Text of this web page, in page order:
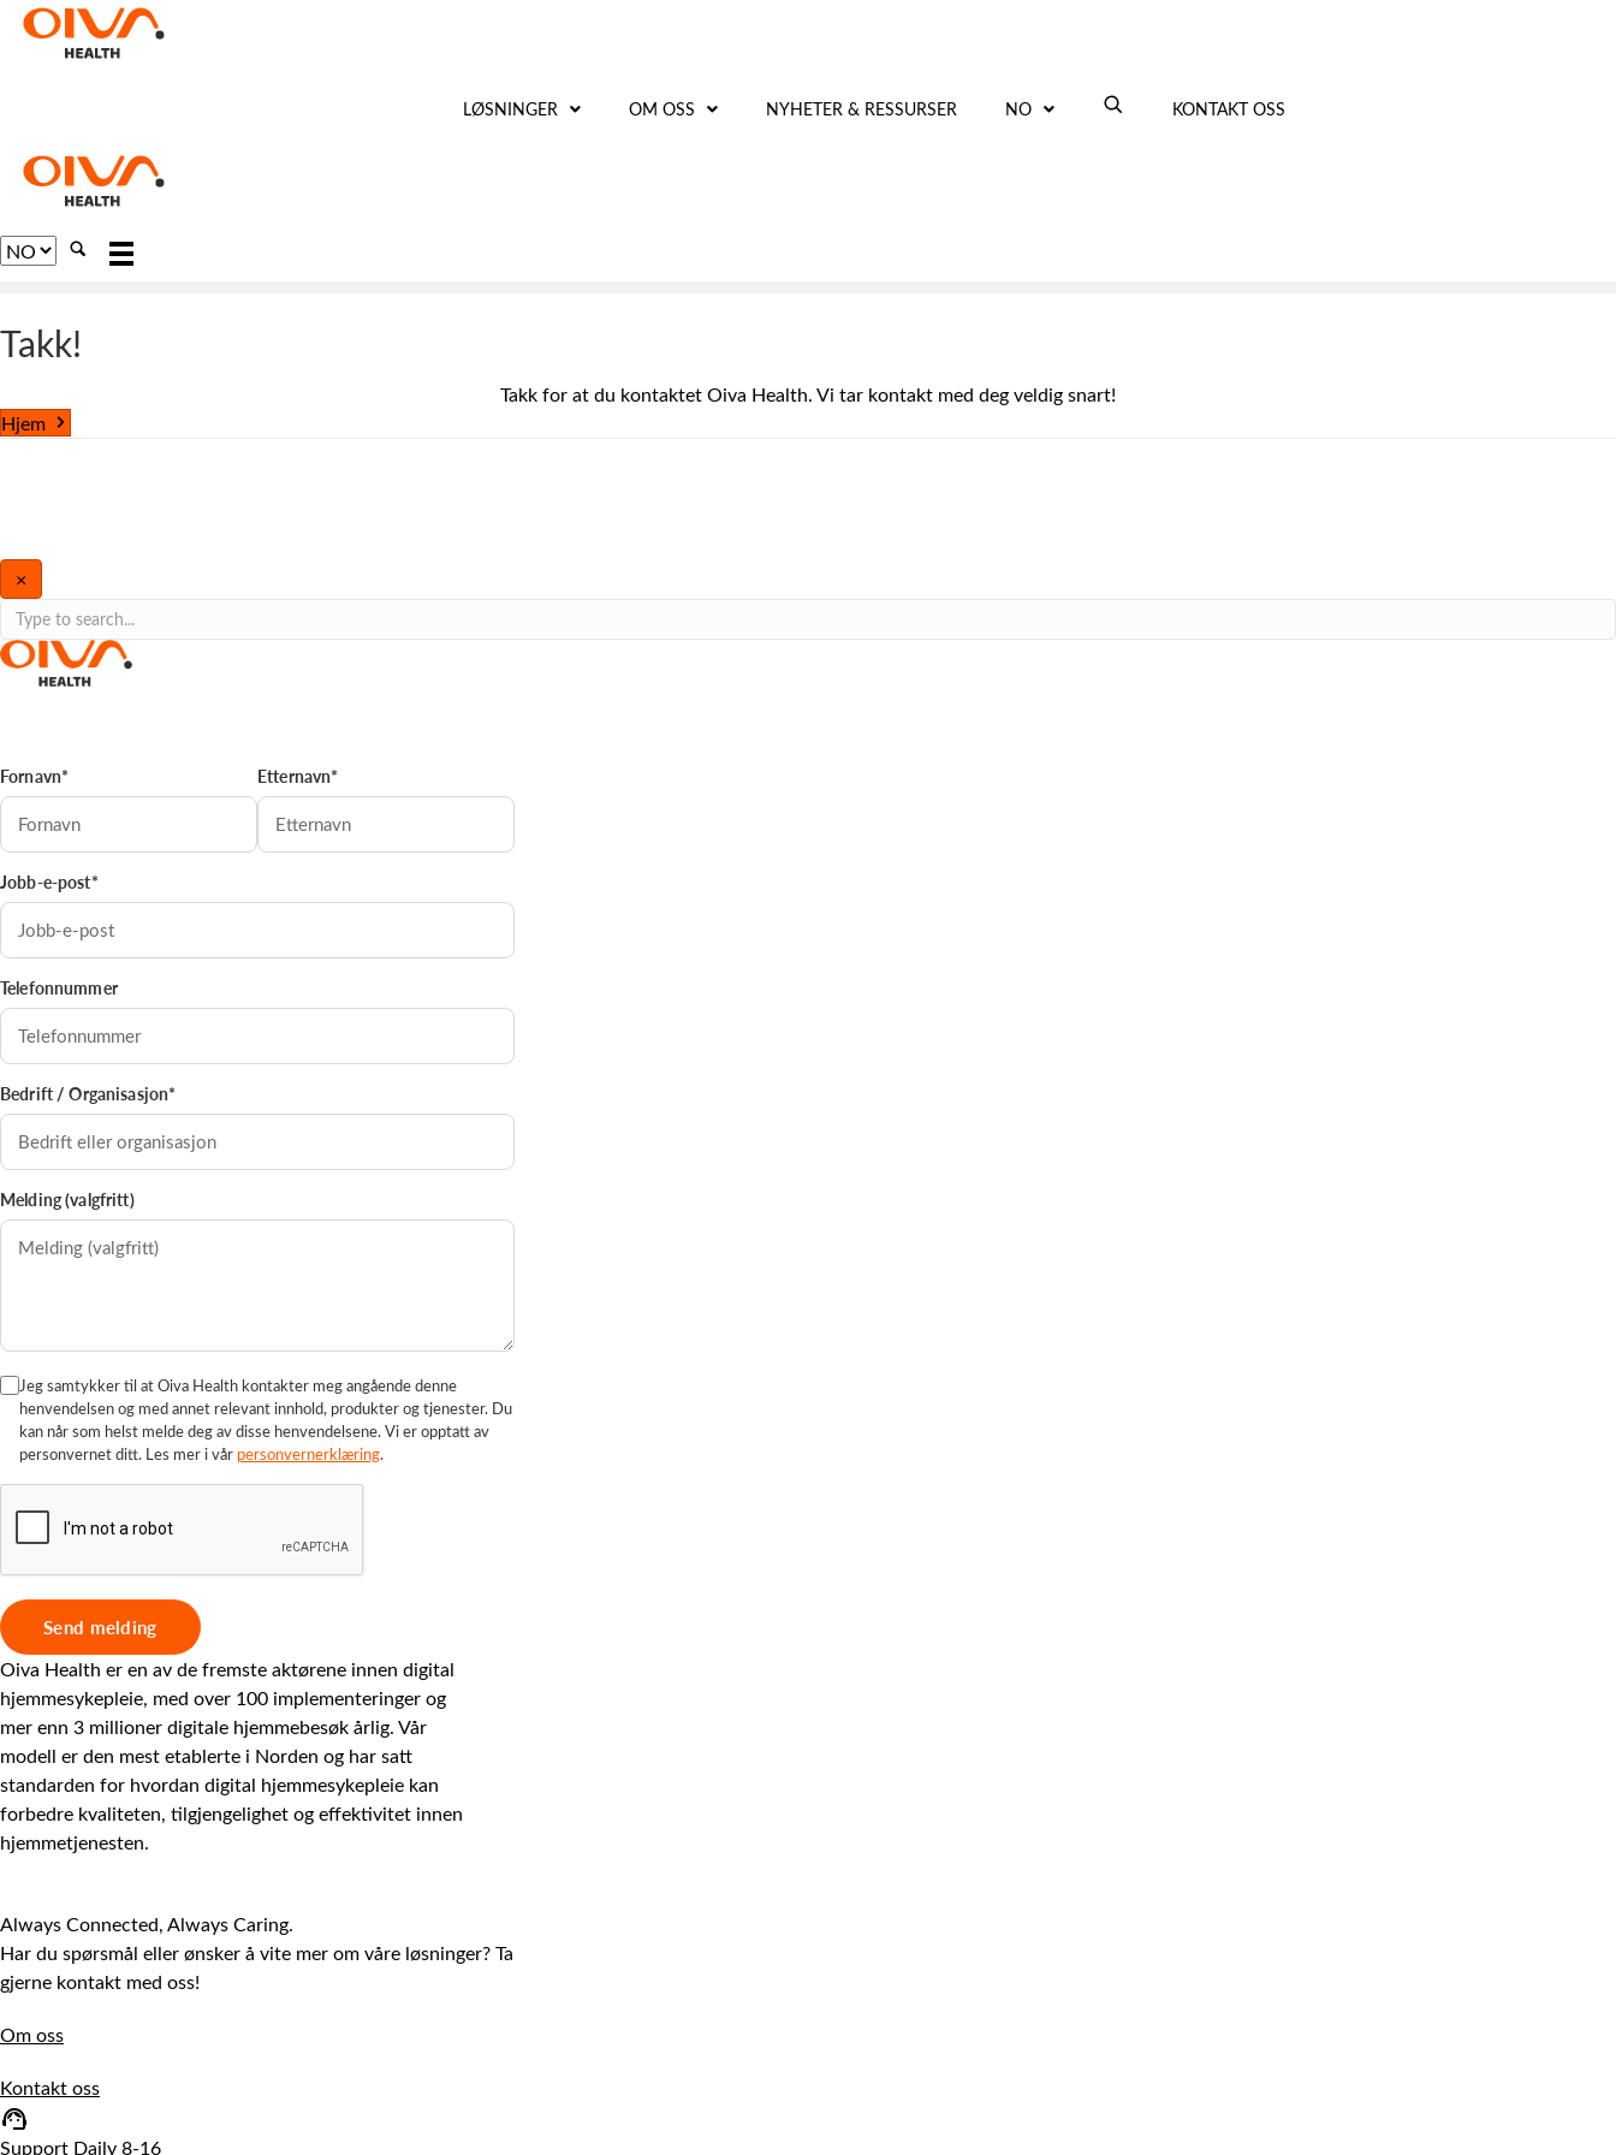
LØSNINGER OM OSS NYHETER & RESSURSER NO KONTAKT OSS
Choose
Takk!
Takk for at du kontaktet Oiva Health. Vi tar kontakt med deg veldig snart!
Hjem
×
Fornavn* Etternavn*
Jobb-e-post*
Telefonnummer
Bedrift / Organisasjon*
Melding (valgfritt)
Jeg samtykker til at Oiva Health kontakter meg angående denne
henvendelsen og med annet relevant innhold, produkter og tjenester. Du
kan når som helst melde deg av disse henvendelsene. Vi er opptatt av
personvernet ditt. Les mer i vår personvernerklæring.
Oiva Health er en av de fremste aktørene innen digital
hjemmesykepleie, med over 100 implementeringer og
mer enn 3 millioner digitale hjemmebesøk årlig. Vår
modell er den mest etablerte i Norden og har satt
standarden for hvordan digital hjemmesykepleie kan
forbedre kvaliteten, tilgjengelighet og effektivitet innen
hjemmetjenesten.
Always Connected, Always Caring.
Har du spørsmål eller ønsker å vite mer om våre løsninger? Ta
gjerne kontakt med oss!
Om oss
Kontakt oss
Support Daily 8-16